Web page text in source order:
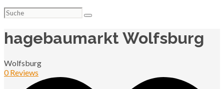
Suchen
nach:
hagebaumarkt Wolfsburg
Wolfsburg
0 Reviews